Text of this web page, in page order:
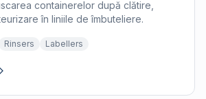
containerelor după clătire,
în liniile de îmbuteliere.
Rinsers Labellers